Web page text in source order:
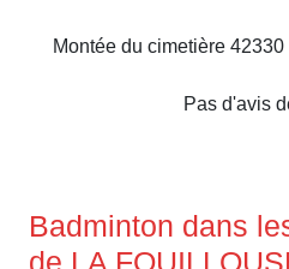
Montée du cimetière
Pas d'avis
Badminton dans
de LA